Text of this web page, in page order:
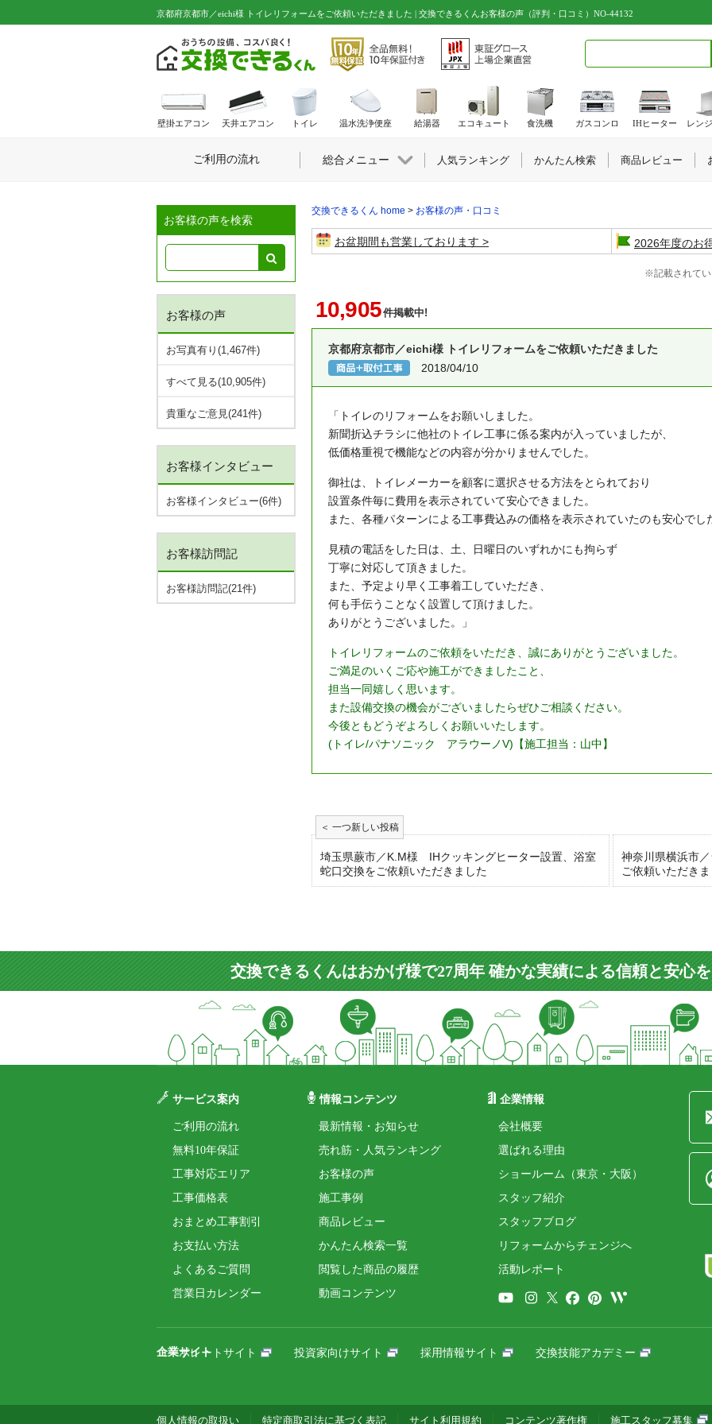
京都府京都市／eichi様 トイレリフォームをご依頼いただきました | 交換できるくんお客様の声（評判・口コミ）NO-44132
お客様の声を検索
お客様の声
お写真有り(1,467件)
すべて見る(10,905件)
貴重なご意見(241件)
お客様インタビュー
お客様インタビュー(6件)
お客様訪問記
お客様訪問記(21件)
交換できるくん home > お客様の声・口コミ
お盆期間も営業しております 2026年度のお
※記載されてい
10,905件掲載中!
京都府京都市／eichi様 トイレリフォームをご依頼いただきました
2018/04/10
「トイレのリフォームをお願いしました。
新聞折込チラシに他社のトイレ工事に係る案内が入っていましたが、
低価格重視で機能などの内容が分かりませんでした。
御社は、トイレメーカーを顧客に選択させる方法をとられており
設置条件毎に費用を表示されていて安心できました。
また、各種パターンによる工事費込みの価格を表示されていたのも安心でし
見積の電話をした日は、土、日曜日のいずれかにも拘らず
丁寧に対応して頂きました。
また、予定より早く工事着工していただき、
何も手伝うことなく設置して頂けました。
ありがとうございました。」
トイレリフォームのご依頼をいただき、誠にありがとうございました。
ご満足のいくご応や施工ができましたこと、
担当一同嬉しく思います。
また設備交換の機会がございましたらぜひご相談ください。
今後ともどうぞよろしくお願いいたします。
( トイレ/パナソニック アラウーノV)【施工担当： 山中】
埼玉県蕨市／K.M様 IHクッキングヒーター設置、浴室
蛇口交換をご依頼いただきました
神奈川県横浜市
ご依頼いただき
壁掛エアコン 天井エアコン トイレ 温水洗浄便座 給湯器 エコキュート 食洗機 ガスコンロ IHヒーター レン
ご利用の流れ 総合メニュー 人気ランキング かんたん検索 商品レビュー
交換できるくんはおかげ様で27周年 確かな実績による信頼と安心
サービス案内
ご利用の流れ
無料10年保証
工事対応エリア
工事価格表
おまとめ工事割引
お支払い方法
よくあるご質問
営業日カレンダー
情報コンテンツ
最新情報・お知らせ
売れ筋・人気ランキング
お客様の声
施工事例
商品レビュー
かんたん検索一覧
閲覧した商品の履歴
動画コンテンツ
企業情報
会社概要
選ばれる理由
ショールーム（東京・大阪）
スタッフ紹介
スタッフブログ
リフォームからチェンジへ
活動レポート
企業サイト
コーポレートサイト 投資家向けサイト 採用情報サイト 交換技能アカデミー
個人情報の取扱い 特定商取引法に基づく表記 サイト利用規約 コンテンツ著作権 施工スタッフ募集